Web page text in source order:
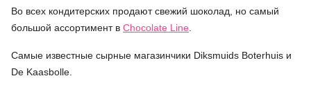
Во всех кондитерских продают свежий шоколад, но самый
большой ассортимент в Chocolate Line
Самые известные сырные магазинчики Diksmuids Boterhuis и
De Kaasbolle.